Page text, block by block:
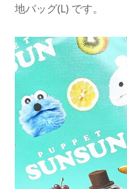
地バッグ(L) です。